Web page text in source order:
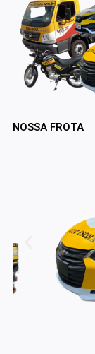
NOSSA FROTA